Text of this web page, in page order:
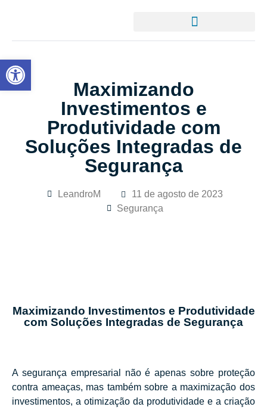
Maximizando
Investimentos e
Produtividade com
Soluções Integradas de
Segurança
LeandroM
11 de agosto de 2023
Segurança
Maximizando Investimentos e Produtividade
com Soluções Integradas de Segurança
A segurança empresarial não é apenas sobre proteção
contra ameaças, mas também sobre a maximização dos
investimentos, a otimização da produtividade e a criação
Abrir a barra de ferramentas